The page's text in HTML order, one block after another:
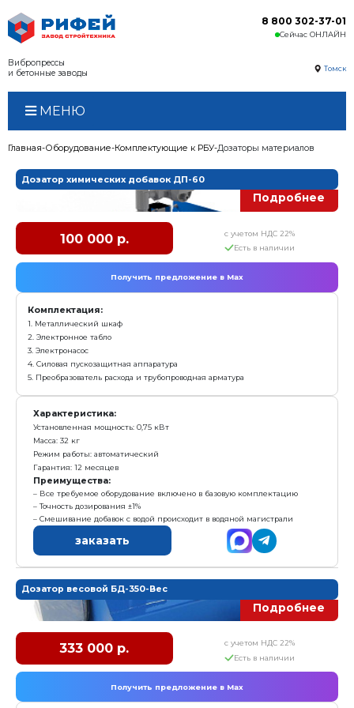
Вибропрессы
и бетонные заводы
МЕНЮ
Оборудование Комплектующие к РБУ
Дозатор химических добавок ДП-60
100 000 р.
Комплектация:
1. Металлический шкаф
2. Электронное табло
3. Электронасос
4. Силовая пускозащитная аппаратура
5. Преобразователь расхода и трубопроводная
Характеристика:
Масса: 32 кг
Режим работы: автоматический
Гарантия: 12 месяцев